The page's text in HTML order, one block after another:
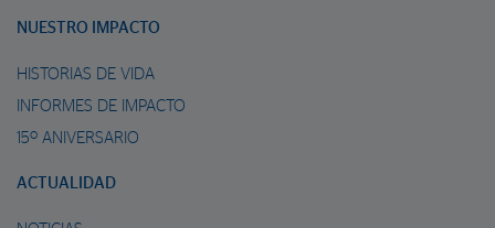
NUESTRO IMPACTO
HISTORIAS DE VIDA
INFORMES DE IMPACTO
15º ANIVERSARIO
ACTUALIDAD